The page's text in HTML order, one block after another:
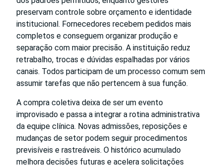
preservam controle sobre orçamento e identidade
institucional. Fornecedores recebem pedidos mais
completos e conseguem organizar produção e
separação com maior precisão. A instituição reduz
retrabalho, trocas e dúvidas espalhadas por vários
canais. Todos participam de um processo comum sem
assumir tarefas que não pertencem à sua função.
A compra coletiva deixa de ser um evento
improvisado e passa a integrar a rotina administrativa
da equipe clínica. Novas admissões, reposições e
mudanças de setor podem seguir procedimentos
previsíveis e rastreáveis. O histórico acumulado
melhora decisões futuras e acelera solicitações